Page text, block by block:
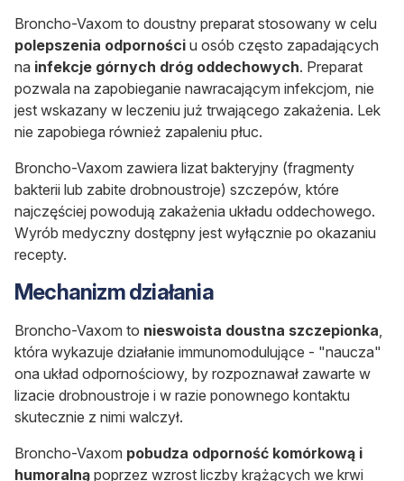
Broncho-Vaxom to doustny preparat stosowany w celu
polepszenia odporności u osób często zapadających
na infekcje górnych dróg oddechowych. Preparat
pozwala na zapobieganie nawracającym infekcjom, nie
jest wskazany w leczeniu już trwającego zakażenia. Lek
nie zapobiega również zapaleniu płuc.
Broncho-Vaxom zawiera lizat bakteryjny (fragmenty
bakterii lub zabite drobnoustroje) szczepów, które
najczęściej powodują zakażenia układu oddechowego.
Wyrób medyczny dostępny jest wyłącznie po okazaniu
recepty.
Mechanizm działania
Broncho-Vaxom to nieswoista doustna szczepionka,
która wykazuje działanie immunomodulujące - "naucza"
ona układ odpornościowy, by rozpoznawał zawarte w
lizacie drobnoustroje i w razie ponownego kontaktu
skutecznie z nimi walczył.
Broncho-Vaxom pobudza odporność komórkową i
humoralną poprzez wzrost liczby krążących we krwi